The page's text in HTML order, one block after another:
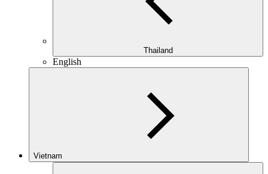
Thailand
English
Vietnam